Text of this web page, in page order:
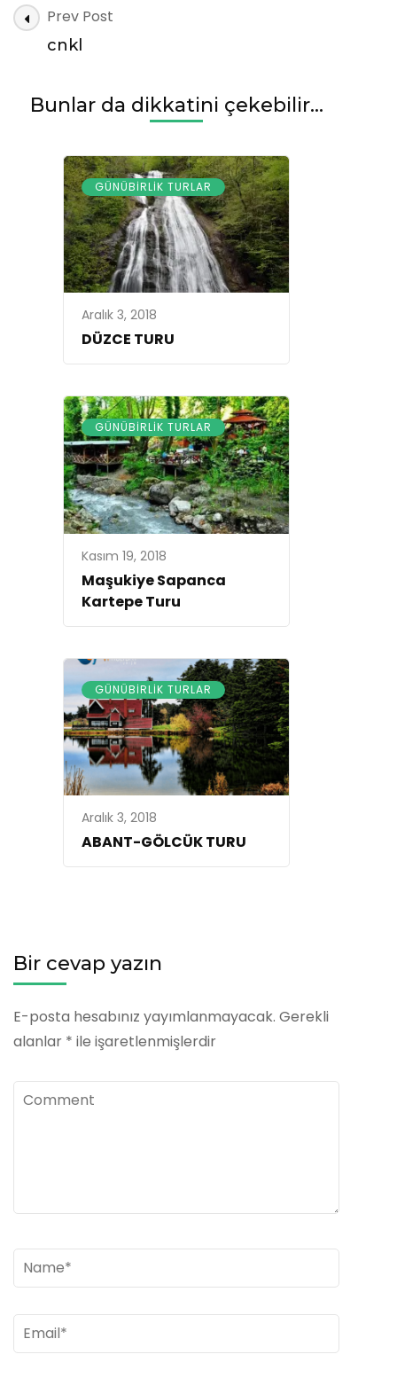
Post
Navigation
Prev Post
cnkl
Bunlar da dikkatini çekebilir...
GÜNÜBIRLIK TURLAR
Aralık 3, 2018
DÜZCE TURU
GÜNÜBIRLIK TURLAR
Kasım 19, 2018
Maşukiye Sapanca
Kartepe Turu
GÜNÜBIRLIK TURLAR
Aralık 3, 2018
ABANT-GÖLCÜK TURU
Bir cevap yazın
E-posta hesabınız yayımlanmayacak. Gerekli
alanlar * ile işaretlenmişlerdir